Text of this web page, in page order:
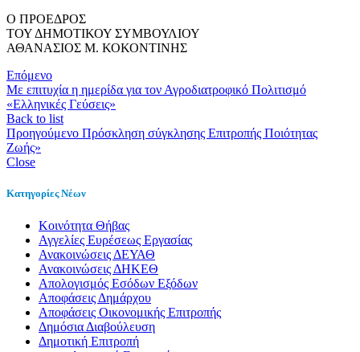
Ο ΠΡΟΕΔΡΟΣ
ΤΟΥ ΔΗΜΟΤΙΚΟΥ ΣΥΜΒΟΥΛΙΟΥ
ΑΘΑΝΑΣΙΟΣ Μ. ΚΟΚΟΝΤΙΝΗΣ
Επόμενο
Με επιτυχία η ημερίδα για τον Αγροδιατροφικό Πολιτισμό
«Ελληνικές Γεύσεις»
Back to list
Προηγούμενο Πρόσκληση σύγκλησης Επιτροπής Ποιότητας
Ζωής»
Close
Κατηγορίες Νέων
Kοινότητα Θήβας
Αγγελίες Ευρέσεως Εργασίας
Ανακοινώσεις ΔΕΥΑΘ
Ανακοινώσεις ΔΗΚΕΘ
Απολογισμός Εσόδων Εξόδων
Αποφάσεις Δημάρχου
Αποφάσεις Οικονομικής Επιτροπής
Δημόσια Διαβούλευση
Δημοτική Επιτροπή